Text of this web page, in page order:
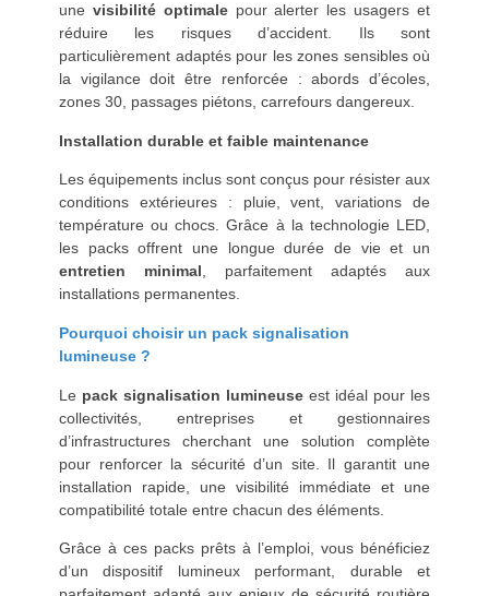
une visibilité optimalepour alerter les usagers et
réduire les risques d’accident. Ils sont
particulièrement adaptés pour les zones sensibles où
la vigilance doit être renforcée : abords d’écoles,
zones 30, passages piétons, carrefours dangereux.
Installation durable et faible maintenance
Les équipements inclus sont conçus pour résister aux
conditions extérieures : pluie, vent, variations de
température ou chocs. Grâce à la technologie LED,
les packs offrent une longue durée de vie et un
entretien minimal , parfaitement adaptés aux
installations permanentes.
Pourquoi choisir un pack signalisation
lumineuse ?
Le pack signalisation lumineuse est idéal pour les
collectivités, entreprises et gestionnaires
d’infrastructures cherchant une solution complète
pour renforcer la sécurité d’un site. Il garantit une
installation rapide, une visibilité immédiate et une
compatibilité totale entre chacun des éléments.
Grâce à ces packs prêts à l’emploi, vous bénéficiez
d’un dispositif lumineux performant, durable et